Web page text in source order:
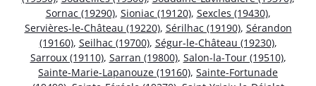
Sornac (19290), Sioniac (19120), Sexcles (19430),
Servières-le-Château (19220), Sérilhac (19190), Sérandon
(19160), Seilhac (19700), Ségur-le-Château (19230),
Sarroux (19110), Sarran (19800), Salon-la-Tour (19510),
Sainte-Marie-Lapanouze (19160), Sainte-Fortunade